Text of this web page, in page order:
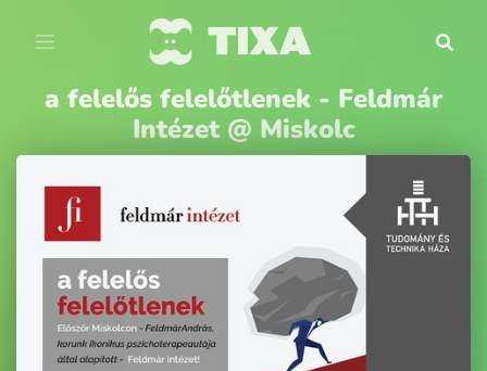
a felelős felelőtlenek - Feldmár
Intézet @ Miskolc